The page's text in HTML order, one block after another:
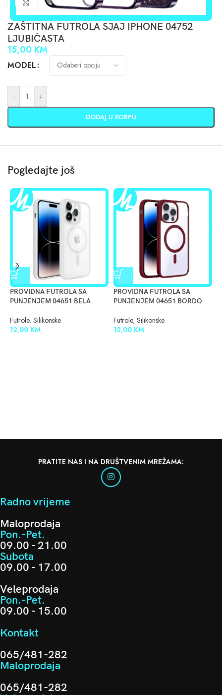
Click to enlarge
ZAŠTITNA FUTROLA SJAJ IPHONE 04752
LJUBIČASTA
15,00 KM
MODEL
- +
DODAJ U KORPU
Pogledajte još
PROVIDNA FUTROLA SA
PUNJENJEM 04651 BELA
Futrole, Silikonske
12,00 KM
PROVIDNA FUTROLA SA
PUNJENJEM 04651 BORDO
Futrole, Silikonske
12,00 KM
PRATITE NAS I NA DRUŠTVENIM MREŽAMA:
Radno vrijeme
Maloprodaja
Pon.-Pet.
09.00 - 21.00
Subota
09.00 - 17.00
Veleprodaja
Pon.-Pet.
09.00 - 15.00
Kontakt
065/481-282
Maloprodaja
065/481-282